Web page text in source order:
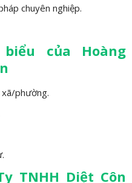
chuyên nghiệp.
của Hoàng
phường.
TNHH Diệt Côn